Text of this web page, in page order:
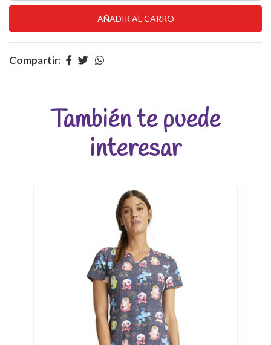
Compartir:
También te puede
interesar